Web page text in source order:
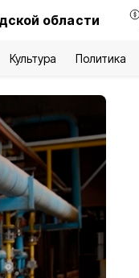
области
Культура Политика